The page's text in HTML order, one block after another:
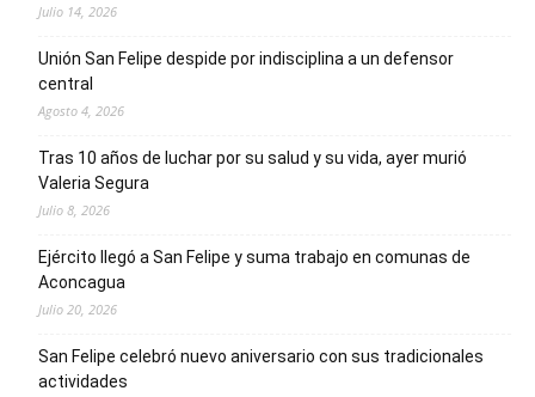
Julio 14, 2026
Unión San Felipe despide por indisciplina a un defensor
central
Agosto 4, 2026
Tras 10 años de luchar por su salud y su vida, ayer murió
Valeria Segura
Julio 8, 2026
Ejército llegó a San Felipe y suma trabajo en comunas de
Aconcagua
Julio 20, 2026
San Felipe celebró nuevo aniversario con sus tradicionales
actividades